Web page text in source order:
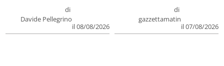
di
Davide Pellegrino
il 08/08/2026
di
gazzettamatin
il 07/08/2026